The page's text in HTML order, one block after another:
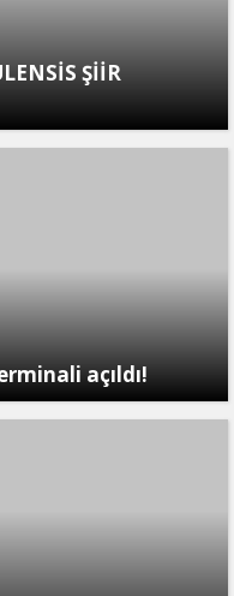
ŞİİR
açıldı!